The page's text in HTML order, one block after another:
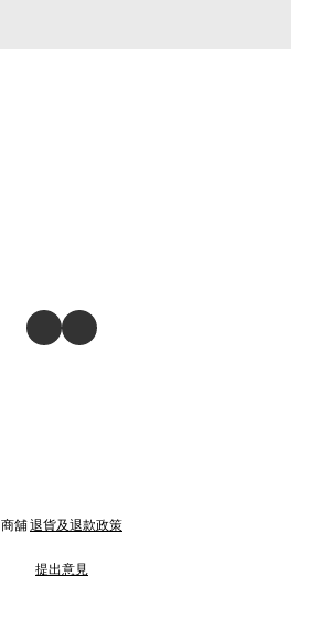
商舖退貨及退款政策
提出意見